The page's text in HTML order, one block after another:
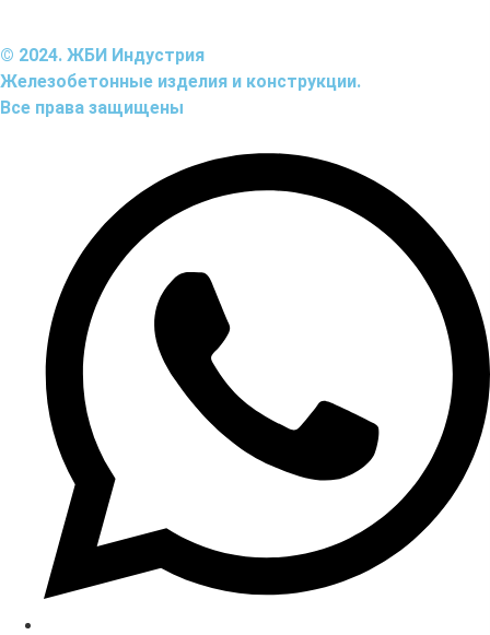
© 2024. ЖБИ Индустрия
Железобетонные изделия и конструкции.
Все права защищены